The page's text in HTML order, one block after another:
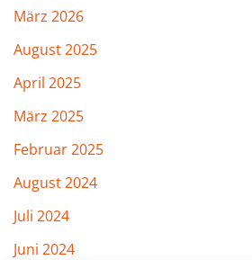
März 2026
August 2025
April 2025
März 2025
Februar 2025
August 2024
Juli 2024
Juni 2024